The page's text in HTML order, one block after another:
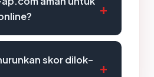
skor dilok-